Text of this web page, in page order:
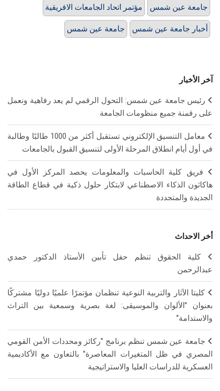
مؤتمر اتحاد الجامعات الافريقية جامعة عين شمس
جامعة عين شمس أخبار جامعة عين شمس
آخر الأخبار
رئيس جامعة عين شمس: التحول الرقمي لم يعد رفاهية ونعمل
على رقمنة جميع منظومات الجامعة
معامل التنسيق الإلكتروني تستقبل أكثر من 1000 طالبًا وطالبة
في أول أيام انطلاق المرحلة الأولى لتنسيق القبول بالجامعات
فريق كلية الحاسبات والمعلومات يحصد المركز الأول في
هاكاثون الذكاء الاصطناعي لابتكار حلول ذكية في قطاع الطاقة
الجديدة والمتجددة
أخر الاحداث
كلية الحقوق تنظم حفل تأبين الأستاذ الدكتور حمدي
عبدالرحمن
كليتا الآثار والتربية النوعية تنظمان مؤتمرًا علميًا دوليًا مشتركًا
بعنوان "الألوان والموسيقى: لغة بصرية وسمعية بين التراث
والاستدامة"
جامعة عين شمس تنظم برنامج "ركائز ومحددات الأمن القومي
المصري في ظل المتغيرات المعاصرة" بالتعاون مع الأكاديمية
العسكرية للدراسات العليا والاستراتيجية